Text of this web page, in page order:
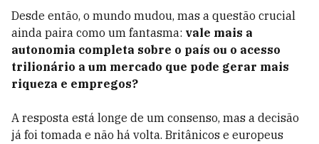
Desde então, o mundo mudou, mas a questão crucial
ainda paira como um fantasma: vale mais a
autonomia completa sobre o país ou o acesso
trilionário a um mercado que pode gerar mais
riqueza e empregos?
A resposta está longe de um consenso, mas a decisão
já foi tomada e não há volta. Britânicos e europeus